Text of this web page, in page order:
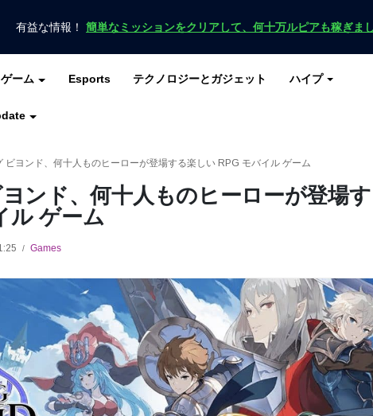
有益な情報！ 簡単なミッションをクリアして、何十万ルピアも稼ぎま
ニュース
で最新のゲームニュースを入手
ゲーム Esports テクノロジーとガジェット ハイプ
ァイア
ビヨンド、何十人ものヒーローが登場する楽しい RPG モバイル ゲーム
ンド、何十人ものヒーローが登場
ル ゲーム
/ Games